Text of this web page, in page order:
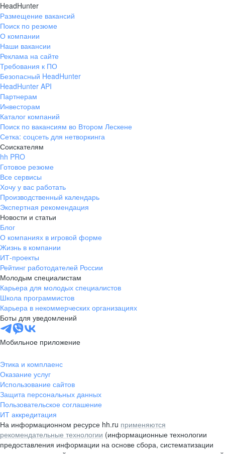
HeadHunter
Размещение вакансий
Поиск по резюме
О компании
Наши вакансии
Реклама на сайте
Требования к ПО
Безопасный HeadHunter
HeadHunter API
Партнерам
Инвесторам
Каталог компаний
Поиск по вакансиям во Втором Лескене
Сетка: соцсеть для нетворкинга
Соискателям
hh PRO
Готовое резюме
Все сервисы
Хочу у вас работать
Производственный календарь
Экспертная рекомендация
Новости и статьи
Блог
О компаниях в игровой форме
Жизнь в компании
ИТ-проекты
Рейтинг работодателей России
Молодым специалистам
Карьера для молодых специалистов
Школа программистов
Карьера в некоммерческих организациях
Боты для уведомлений
Мобильное приложение
Этика и комплаенс
Оказание услуг
Использование сайтов
Защита персональных данных
Пользовательское соглашение
ИТ аккредитация
На информационном ресурсе hh.ru применяются
рекомендательные технологии (информационные технологии
предоставления информации на основе сбора, систематизации